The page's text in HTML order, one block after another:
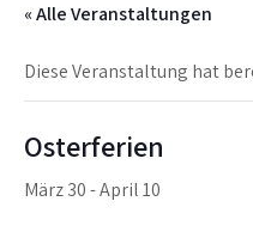
« Alle Veranstaltungen
Diese Veranstaltung hat
Osterferien
März 30-April 10